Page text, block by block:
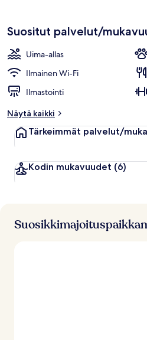
Suositut palvelut/
Uima-allas
Ilmainen Wi-Fi
Ilmastointi
Näytä kaikki
Tärkeimmät palvelut/
Kodin mukavuudet (6)